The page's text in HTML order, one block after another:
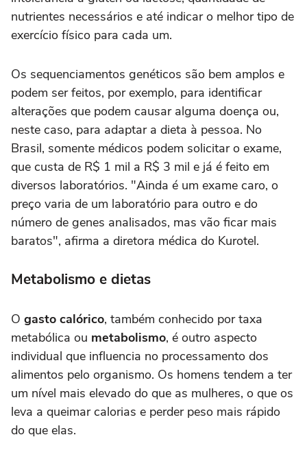
nutrientes necessários e até indicar o melhor tipo de
exercício físico para cada um.
Os sequenciamentos genéticos são bem amplos e
podem ser feitos, por exemplo, para identificar
alterações que podem causar alguma doença ou,
neste caso, para adaptar a dieta à pessoa. No
Brasil, somente médicos podem solicitar o exame,
que custa de R$ 1 mil a R$ 3 mil e já é feito em
diversos laboratórios. "Ainda é um exame caro, o
preço varia de um laboratório para outro e do
número de genes analisados, mas vão ficar mais
baratos", afirma a diretora médica do Kurotel.
Metabolismo e dietas
O gasto calórico, também conhecido por taxa
metabólica ou metabolismo, é outro aspecto
individual que influencia no processamento dos
alimentos pelo organismo. Os homens tendem a ter
um nível mais elevado do que as mulheres, o que os
leva a queimar calorias e perder peso mais rápido
do que elas.